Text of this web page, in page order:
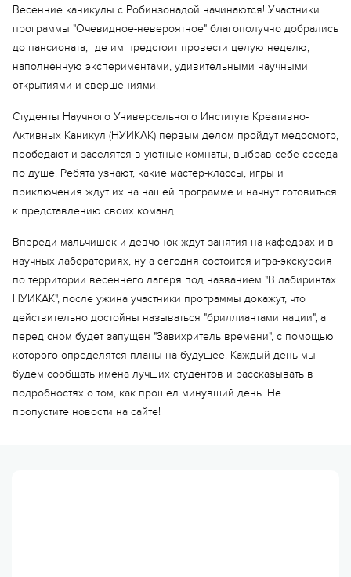
Весенние каникулы с Робинзонадой начинаются! Участники
программы "Очевидное-невероятное" благополучно добрались
до пансионата, где им предстоит провести целую неделю,
наполненную экспериментами, удивительными научными
открытиями и свершениями!
Студенты Научного Универсального Института Креативно-
Активных Каникул (НУИКАК) первым делом пройдут медосмотр,
пообедают и заселятся в уютные комнаты, выбрав себе соседа
по душе. Ребята узнают, какие мастер-классы, игры и
приключения ждут их на нашей программе и начнут готовиться
к представлению своих команд.
Впереди мальчишек и девчонок ждут занятия на кафедрах и в
научных лабораториях, ну а сегодня состоится игра-экскурсия
по территории весеннего лагеря под названием "В лабиринтах
НУИКАК", после ужина участники программы докажут, что
действительно достойны называться "бриллиантами нации", а
перед сном будет запущен "Завихритель времени", с помощью
которого определятся планы на будущее. Каждый день мы
будем сообщать имена лучших студентов и рассказывать в
подробностях о том, как прошел минувший день. Не
пропустите новости на сайте!